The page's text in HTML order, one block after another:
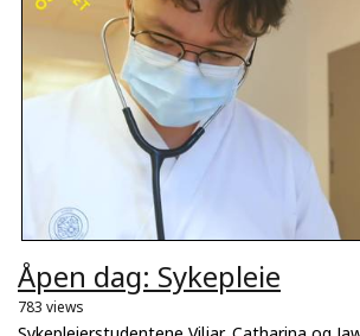
Åpen dag: Sykepleie
783 views